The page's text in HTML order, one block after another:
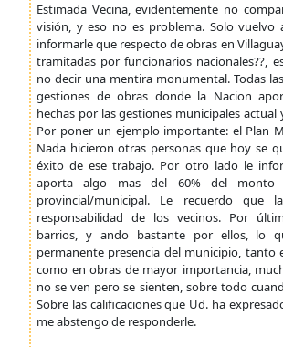
Estimada Vecina, evidentemente no
visión, y eso no es problema. Solo vuelvo
informarle que respecto de obras en
tramitadas por funcionarios nacionales??,
no decir una mentira monumental. Todas
gestiones de obras donde la Nacion
hechas por las gestiones municipales actual
Por poner un ejemplo importante: el Plan
Nada hicieron otras personas que hoy se
éxito de ese trabajo. Por otro lado le
aporta algo mas del 60% del
provincial/municipal. Le recuerdo que
responsabilidad de los vecinos. Por
barrios, y ando bastante por ellos, lo
permanente presencia del municipio, tanto
como en obras de mayor importancia,
no se ven pero se sienten, sobre todo
Sobre las calificaciones que Ud. ha
me abstengo de responderle.